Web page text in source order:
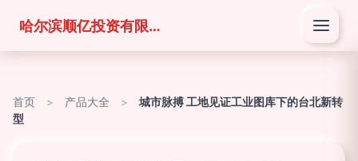
哈尔滨顺亿投资有限公司
首页 > 产品大全 >
城市脉搏 工地见证工业图库下的台北新转
型